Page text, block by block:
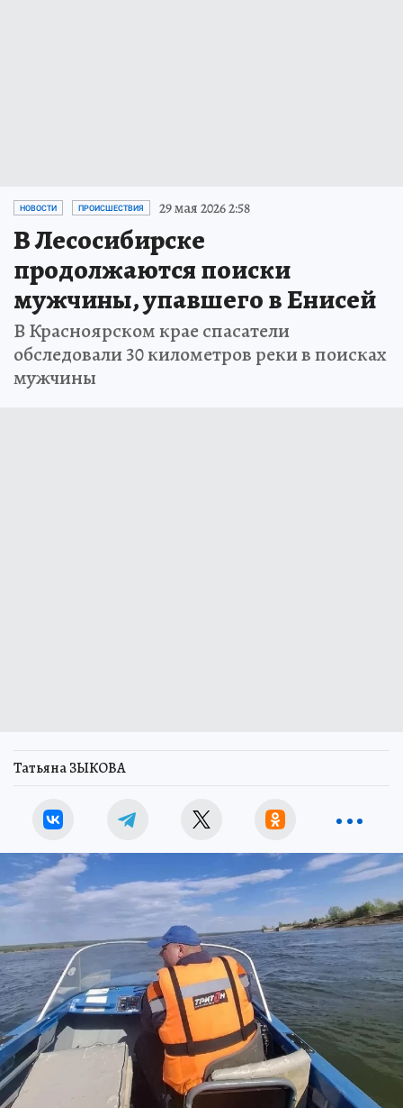
НОВОСТИ ПРОИСШЕСТВИЯ 29 мая 2026 2:58
В Лесосибирске
продолжаются поиски
мужчины, упавшего в Енисей
В Красноярском крае спасатели
обследовали 30 километров реки в поисках
мужчины
Татьяна ЗЫКОВА